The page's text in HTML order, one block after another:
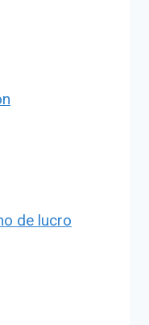
de lucro